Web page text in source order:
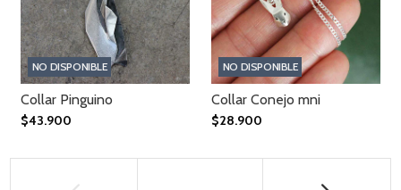
NO DISPONIBLE
Collar Pinguino
$43.900
NO DISPONIBLE
Collar Conejo mni
$28.900